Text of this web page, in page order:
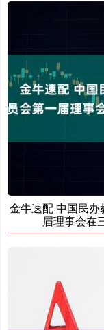
金牛速配 中国民
届理事会在